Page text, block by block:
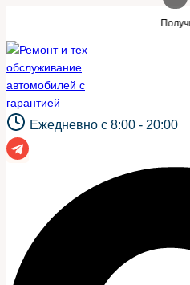
содержимому
Ежедневно с 8:00 - 20:00